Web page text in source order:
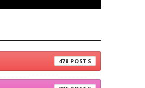
478